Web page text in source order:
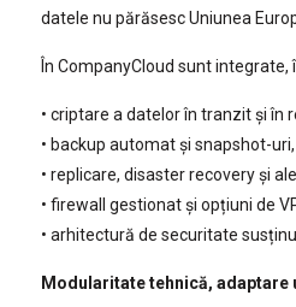
datele nu părăsesc Uniunea
În CompanyCloud sunt integrate,
• criptare a datelor în tranzit și în
• backup automat și snapshot-uri,
• replicare, disaster recovery și
• firewall gestionat și opțiuni de
• arhitectură de securitate
Modularitate tehnică, adaptare